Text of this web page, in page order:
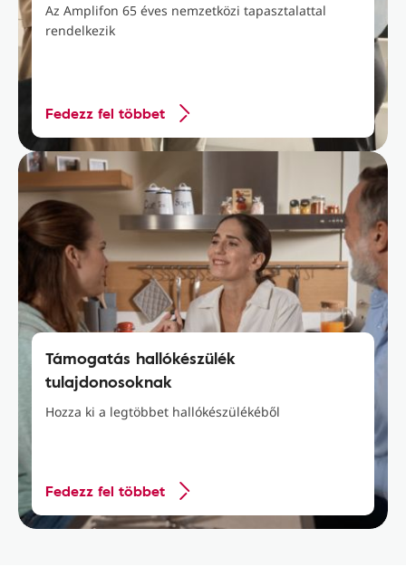
Az Amplifon 65 éves nemzetközi tapasztalattal
rendelkezik
Fedezz fel többet
Támogatás hallókészülék
tulajdonosoknak
Hozza ki a legtöbbet hallókészülékéből
Fedezz fel többet